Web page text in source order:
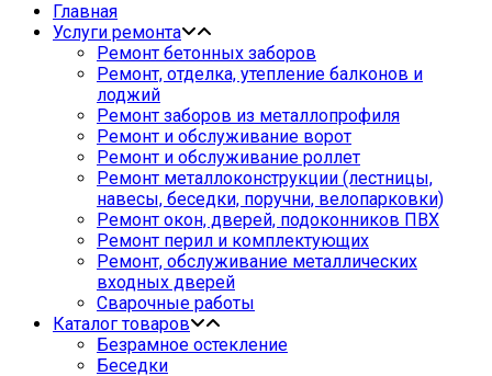
Главная
Услуги ремонта
Ремонт бетонных заборов
Ремонт, отделка, утепление балконов и
лоджий
Ремонт заборов из металлопрофиля
Ремонт и обслуживание ворот
Ремонт и обслуживание роллет
Ремонт металлоконструкции (лестницы,
навесы, беседки, поручни, велопарковки)
Ремонт окон, дверей, подоконников ПВХ
Ремонт перил и комплектующих
Ремонт, обслуживание металлических
входных дверей
Сварочные работы
Каталог товаров
Безрамное остекление
Беседки